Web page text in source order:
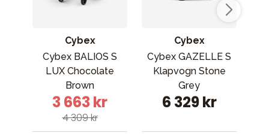
Cybex
Cybex BALIOS S
LUX Chocolate
Brown
3 663 kr
4 309 kr
Cybex
Cybex GAZELLE S
Klapvogn Stone
Grey
6 329 kr